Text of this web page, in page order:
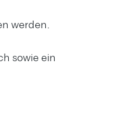
werden.
sowie ein